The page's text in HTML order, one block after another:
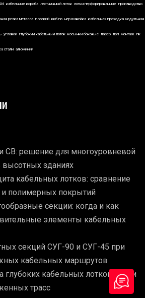
кабельные короба лестничный лоток лотки перфорированные производство
резка металла плоский ккб по нержавейка кабельная проходка модульная
угловой глубокий кабельный лоток косынки боковые лазер лэп монтаж пк
стали алюминий
СВ: решение для многоуровневой
высотных зданиях
кабельных лотков: сравнение
полимерных покрытий
секции: когда и как
элементы кабельных
секций СУГ-90 и СУГ-45 при
кабельных маршрутов
глубоких кабельных лотков серии
трасс